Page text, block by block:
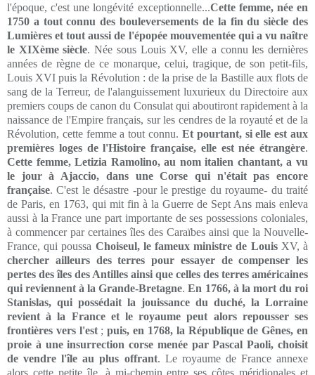
l'époque, c'est une longévité exceptionnelle...Cette femme, née en
1750 a tout connu des bouleversements de la fin du siècle des
Lumières et tout aussi de l'épopée mouvementée qui a vu naître
le XIXème siècle. Née sous Louis XV, elle a connu les dernières
années de règne de ce monarque, celui, tragique, de son petit-fils,
Louis XVI puis la Révolution : de la prise de la Bastille aux flots de
sang de la Terreur, de l'alanguissement luxurieux du Directoire aux
premiers coups de canon du Consulat qui aboutiront rapidement à la
naissance de l'Empire français, sur les cendres de la royauté et de la
Révolution, cette femme a tout connu. Et pourtant, si elle est aux
premières loges de l'Histoire française, elle est née étrangère.
Cette femme, Letizia Ramolino, au nom italien chantant, a vu
le jour à Ajaccio, dans une Corse qui n'était pas encore
française. C'est le désastre -pour le prestige du royaume- du traité
de Paris, en 1763, qui mit fin à la Guerre de Sept Ans mais enleva
aussi à la France une part importante de ses possessions coloniales,
à commencer par certaines îles des Caraïbes ainsi que la Nouvelle-
France, qui poussa Choiseul, le fameux ministre de LouisXV, à
chercher ailleurs des terres pour essayer de compenser les
pertes des îles des Antilles ainsi que celles des terres américaines
qui reviennent à la Grande-Bretagne.En 1766, à la mort du roi
Stanislas, qui possédait la jouissance du duché, la Lorraine
revient à la France et le royaume peut alors repousser ses
frontières vers l'est;puis, en 1768, la République de Gênes, en
proie à une insurrection corse menée par Pascal Paoli, choisit
de vendre l'île au plus offrant. Le royaume de France annexe
alors cette petite île, à mi-chemin entre ses côtes méridionales et